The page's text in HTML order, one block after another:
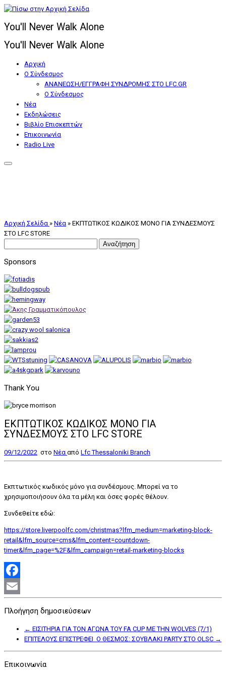
Μετάβαση
περιεχόμενο
You'll Never Walk Alone
You'll Never Walk Alone
Αρχική
Ο Σύνδεσμος
ΑΝΑΝΕΩΣΗ/ΕΓΓΡΑΦΗ ΣΥΝΔΡΟΜΗΣ ΣΤΟ LFC.GR
Ο Σύνδεσμος
Nέα
Εκδηλώσεις
Βιβλίο Επισκεπτών
Επικοινωνία
Radio Live
Αρχική Σελίδα » Nέα » ΕΚΠΤΩΤΙΚΟΣ ΚΩΔΙΚΟΣ ΜΟΝΟ ΓΙΑ ΣΥΝΔΕΣΜΟΥΣ
ΣΤΟ LFC STORE
Sponsors
Thank You
ΕΚΠΤΩΤΙΚΟΣ ΚΩΔΙΚΟΣ ΜΟΝΟ ΓΙΑ
ΣΥΝΔΕΣΜΟΥΣ ΣΤΟ LFC STORE
09/12/2022 στο Nέα από Lfc Thessaloniki Branch
Εκπτωτικός κωδικός μόνο για συνδέσμους. Μπορεί να το
χρησιμοποιήσουν όλα τα μέλη και όσες φορές θέλουν.
Συνδεθείτε εδώ:
https://store.liverpoolfc.com/christmas?lfm_medium=marketing-block-
retail&lfm_source=cms&lfm_content=countdown-
timer&lfm_page=%2F&lfm_campaign=retail-marketing-blocks
Facebook
Πλοήγηση δημοσιεύσεων
← ΕΙΣΙΤΗΡΙΑ ΓΙΑ ΤΟΝ ΑΓΩΝΑ ΤΟΥ FA CUP ΜΕ ΤΗΝ WOLVES (7/1)
ΕΠΙΤΕΛΟΥΣ ΕΠΙΣΤΡΕΦΕΙ Ο ΘΕΣΜΟΣ: ΣΟΥΒΛΑΚΙ PARTY ΣΤΟ OLSC →
Επικοινωνία